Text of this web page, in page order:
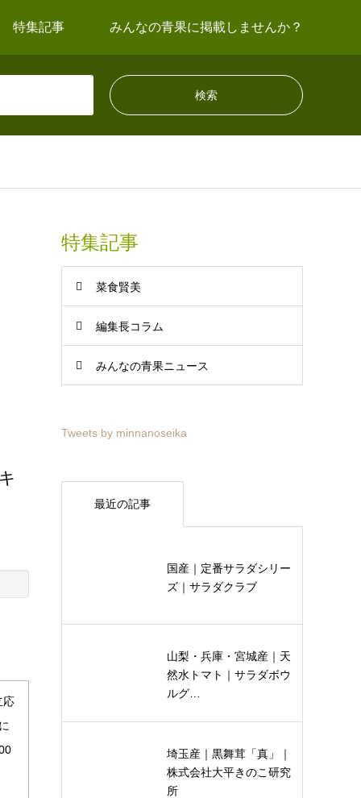
特集記事 みんなの青果に掲載しませんか？
応
特集記事
菜食賢美
編集長コラム
みんなの青果ニュース
Tweets by minnanoseika
最近の記事
国産｜定番サラダシリー
ズ｜サラダクラブ
山梨・兵庫・宮城産｜天
然水トマト｜サラダボウ
ルグ…
埼玉産｜黒舞茸「真」｜
株式会社大平きのこ研究
所